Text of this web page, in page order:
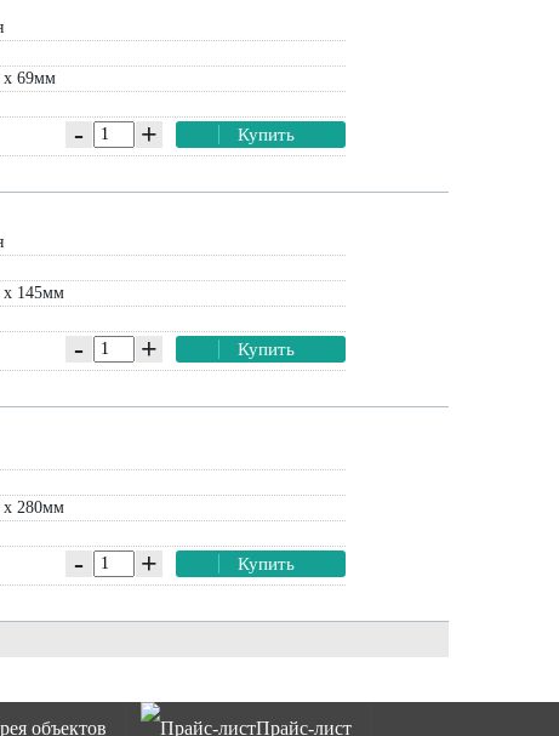
х 69мм
- + Купить
х 145мм
- + Купить
х 280мм
- + Купить
объектов Прайс-лист